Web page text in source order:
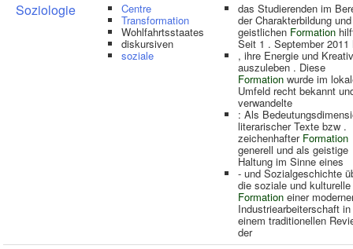
Soziologie Centre
Transformation
Wohlfahrtsstaates
diskursiven
soziale
das Studierenden im
der Charakterbildung und
geistlichen Formation
Seit 1 . September 2011
, ihre Energie und
auszuleben . Diese
Formation wurde im
Umfeld recht bekannt
verwandelte
: Als
literarischer Texte bzw .
zeichenhafter Formation
generell und als geistige
Haltung im Sinne eines
- und Sozialgeschichte
die soziale und kulturelle
Formation einer
Industriearbeiterschaft in
einem traditionellen
der